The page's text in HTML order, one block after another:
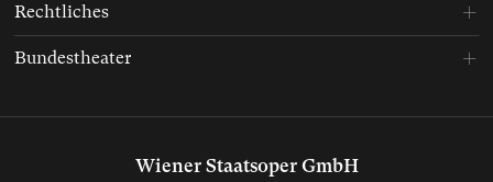
Wiener Staatsoper GmbH
Rechtliches
Bundestheater